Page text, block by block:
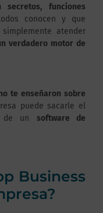
secretos, funciones
conocen y que
atender
verdadero motor de
te enseñaron sobre
puede sacarle el
de un software de
Business